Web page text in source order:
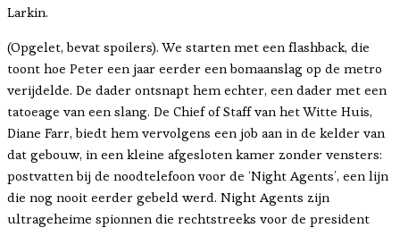
Larkin.
(Opgelet, bevat spoilers). We starten met een flashback, die
toont hoe Peter een jaar eerder een bomaanslag op de metro
verijdelde. De dader ontsnapt hem echter, een dader met een
tatoeage van een slang. De Chief of Staff van het Witte Huis,
Diane Farr, biedt hem vervolgens een job aan in de kelder van
dat gebouw, in een kleine afgesloten kamer zonder vensters:
postvatten bij de noodtelefoon voor de ‘Night Agents’, een lijn
die nog nooit eerder gebeld werd. Night Agents zijn
ultrageheime spionnen die rechtstreeks voor de president